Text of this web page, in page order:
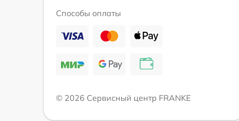
Способы оплаты
© 2026 Сервисный центр FRANKE